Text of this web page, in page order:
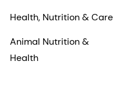
Health, Nutrition & Care
Animal Nutrition &
Health